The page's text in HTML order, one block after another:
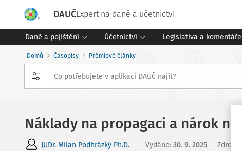
DAUČExpert na daně a účetnictví
Daně a pojištění Účetnictví Legislativa a komentáře
Domů Časopisy Prémiové články
Náklady na propagaci a nárok na
JUDr. Milan Podhrázký Ph.D. Vydáno: 30. 9. 2025 Zdroj